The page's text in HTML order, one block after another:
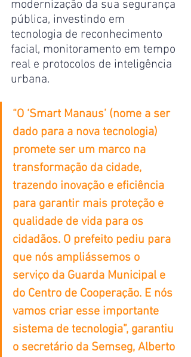
modernização da sua segurança
pública, investindo em
tecnologia de reconhecimento
facial, monitoramento em tempo
real e protocolos de inteligência
urbana.
“O ‘Smart Manaus’ (nome a ser
dado para a nova tecnologia)
promete ser um marco na
transformação da cidade,
trazendo inovação e eficiência
para garantir mais proteção e
qualidade de vida para os
cidadãos. O prefeito pediu para
que nós ampliássemos o
serviço da Guarda Municipal e
do Centro de Cooperação. E nós
vamos criar esse importante
sistema de tecnologia”, garantiu
o secretário da Semseg, Alberto